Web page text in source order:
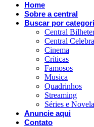
Home
Sobre a central
Buscar por
Central
Central Celebra
Cinema
Críticas
Famosos
Musica
Quadrinhos
Streaming
Séries e
Anuncie aqui
Contato